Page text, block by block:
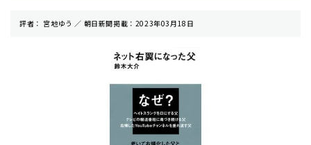
評者： 宮地ゆう ／ 朝⽇新聞掲載：2023年03月18日